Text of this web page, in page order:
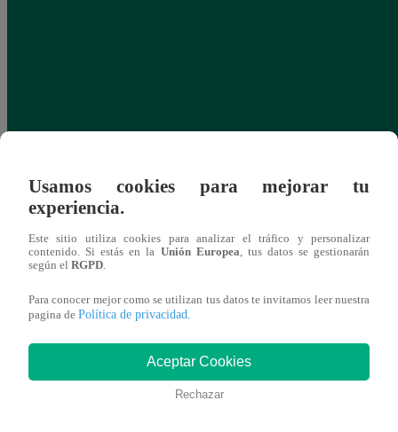
dengue hemorrágico
Usamos cookies para mejorar tu
experiencia.
Este sitio utiliza cookies para analizar el tráfico y personalizar
contenido. Si estás en la Unión Europea , tus datos se gestionarán
según el RGPD
Para conocer mejor como se utilizan tus datos te invitamos leer nuestra
pagina de Política de privacidad
Aceptar Cookies
Rechazar